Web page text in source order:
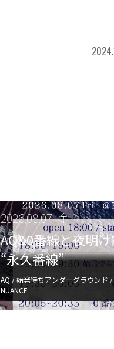
2026.08.07 [金]
AQ&0番線と夜明
“永久番線”
AQ / 始発待ちアンダーグラウンド
NUANCE